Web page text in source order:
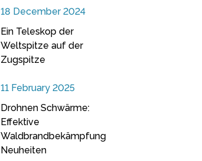
18 December 2024
Ein Teleskop der
Weltspitze auf der
Zugspitze
11 February 2025
Drohnen Schwärme:
Effektive
Waldbrandbekämpfung
Neuheiten